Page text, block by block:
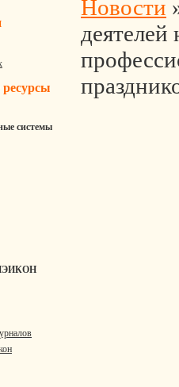
системы
НЭИКОН
Новости
деятелей